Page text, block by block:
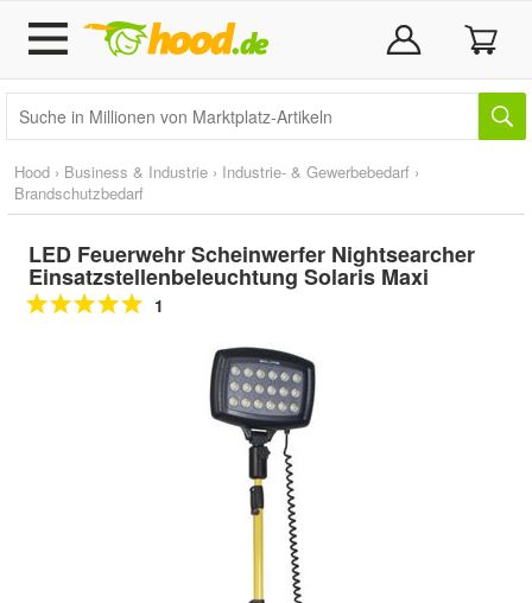
Hood › Business & Industrie › Industrie- & Gewerbebedarf ›
Brandschutzbedarf
LED Feuerwehr Scheinwerfer Nightsearcher
Einsatzstellenbeleuchtung Solaris Maxi
1